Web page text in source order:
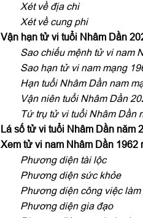
Xét về địa chi
Xét về cung phi
Vận hạn tử vi tuổi Nhâm Dần
Sao chiếu mệnh tử vi nam
Sao hạn tử vi nam mạng
Hạn tuổi Nhâm Dần nam
Vận niên tuổi Nhâm Dần
Tứ trụ tử vi tuổi Nhâm Dần
Lá số tử vi tuổi Nhâm Dần năm
Xem tử vi nam Nhâm Dần
Phương diện tài lộc
Phương diện sức khỏe
Phương diện công việc làm
Phương diện gia đạo